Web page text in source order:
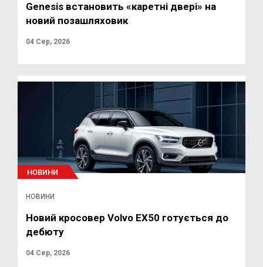
Genesis встановить «каретні двері» на
новий позашляховик
04 Сер, 2026
НОВИНИ
НОВИНИ
Новий кросовер Volvo EX50 готується до
дебюту
04 Сер, 2026